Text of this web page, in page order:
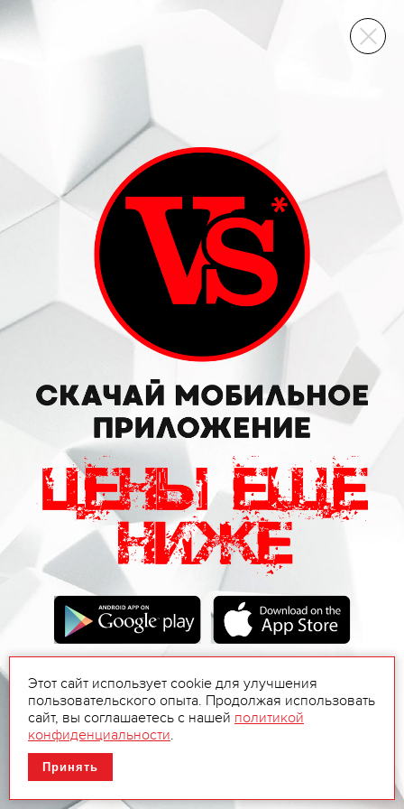
ВИННЫЙ СКЛАД
Этот сайт использует cookie для улучшения
пользовательского опыта. Продолжая использовать
сайт, вы соглашаетесь с нашей политикой
конфиденциальности.
Принять